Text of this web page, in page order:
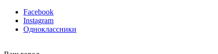
Facebook
Instagram
Одноклассники